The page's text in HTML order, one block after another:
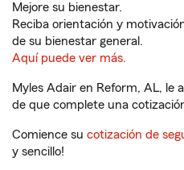
Mejore su bienestar.
Reciba orientación y
de su bienestar general.
Aquí puede ver más.
Myles Adair en Reform, AL, le
de que complete una
Comience su cotización de
y sencillo!